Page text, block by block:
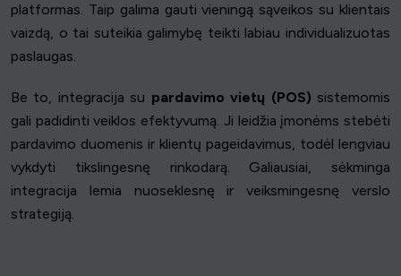
platformas. Taip galima gauti vieningą sąveikos su klientais
vaizdą, o tai suteikia galimybę teikti labiau individualizuotas
paslaugas.
Be to, integracija su pardavimo vietų (POS) sistemomis
gali padidinti veiklos efektyvumą. Ji leidžia įmonėms stebėti
pardavimo duomenis ir klientų pageidavimus, todėl lengviau
vykdyti tikslingesnę rinkodarą. Galiausiai, sėkminga
integracija lemia nuoseklesnę ir veiksmingesnę verslo
strategiją.